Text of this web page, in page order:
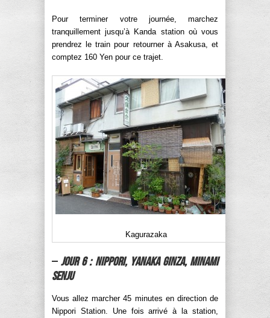
Pour terminer votre journée, marchez
tranquillement jusqu’à Kanda station où vous
prendrez le train pour retourner à Asakusa, et
comptez 160 Yen pour ce trajet.
Kagurazaka
–Jour 6 : Nippori, Yanaka Ginza, Minami
Senju
Vous allez marcher 45 minutes en direction de
Nippori Station. Une fois arrivé à la station,